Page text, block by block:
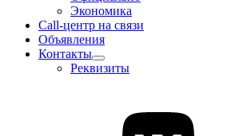
Экономика
Call-центр на связи
Объявления
Контакты
Реквизиты